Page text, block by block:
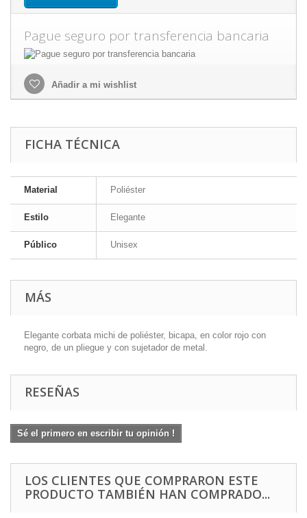
Pague seguro por transferencia bancaria
Añadir a mi wishlist
FICHA TÉCNICA
Material Poliéster
Estilo Elegante
Público Unisex
MÁS
Elegante corbata michi de poliéster, bicapa, en color rojo con
negro, de un pliegue y con sujetador de metal.
RESEÑAS
Sé el primero en escribir tu opinión !
LOS CLIENTES QUE COMPRARON ESTE
PRODUCTO TAMBIÉN HAN COMPRADO...